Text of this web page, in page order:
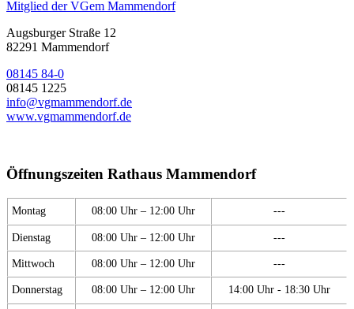
Mitglied der VGem Mammendorf
Augsburger Straße 12
82291 Mammendorf
08145 84-0
08145 1225
info@vgmammendorf.de
www.vgmammendorf.de
Öffnungszeiten Rathaus Mammendorf
Montag 08:00 Uhr – 12:00 Uhr ---
Dienstag 08:00 Uhr – 12:00 Uhr ---
Mittwoch 08:00 Uhr – 12:00 Uhr ---
Donnerstag 08:00 Uhr – 12:00 Uhr 14:00 Uhr - 18:30 Uhr